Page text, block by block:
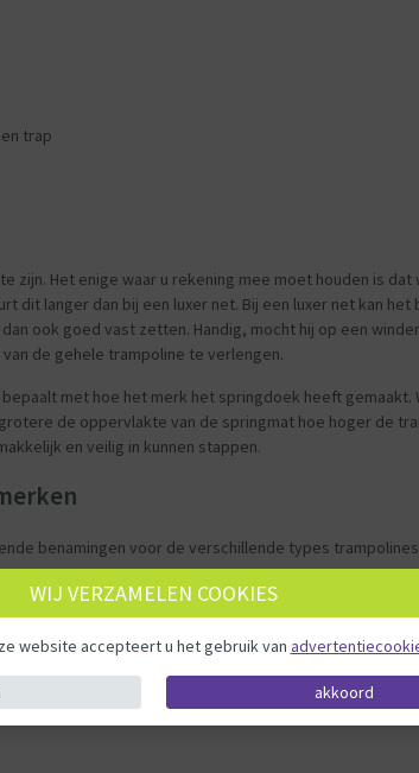
trap
zijn. Het enige waar u rekening mee moet houden is
dit langer dan bij een luxer net. Bij een luxer net kan
ook goed vast zetten. Handig, mocht hij op een
de gehele trampoline te verlengen.
met hoe het merk het springdoek heeft
de oppervlakte van de springmat hoe hoger de
en veilig in kunnen stappen.
benamingen voor de verschillende types
trampoline, 0 cm)
WIJ VERZAMELEN COOKIES
website accepteert u het gebruik van
akkoord